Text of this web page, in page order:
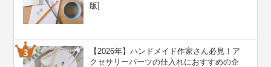
版]
【2026年】ハンドメイド作家さん必見！ア
クセサリーパーツの仕入れにおすすめの企